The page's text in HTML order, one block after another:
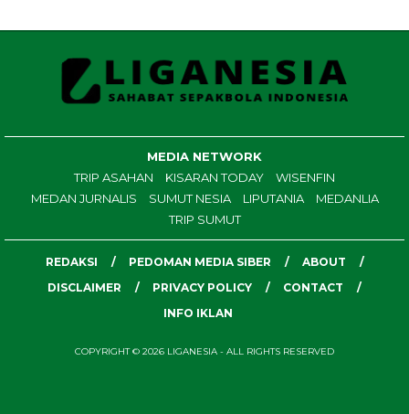
MEDIA NETWORK
TRIP ASAHAN
KISARAN TODAY
WISENFIN
MEDAN JURNALIS
SUMUT NESIA LIPUTANIA
MEDANLIA
TRIP SUMUT
REDAKSI PEDOMAN MEDIA SIBER
ABOUT
DISCLAIMER
PRIVACY POLICY
CONTACT
INFO IKLAN
COPYRIGHT © 2026 LIGANESIA - ALL RIGHTS RESERVED